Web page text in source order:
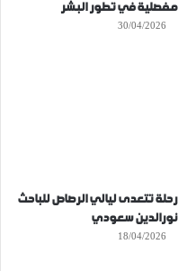
مفصلية في تطور البشر
30/04/2026
رحلة تتعدى ليالي الرصاص للباحث
نورالدين سعودي
18/04/2026